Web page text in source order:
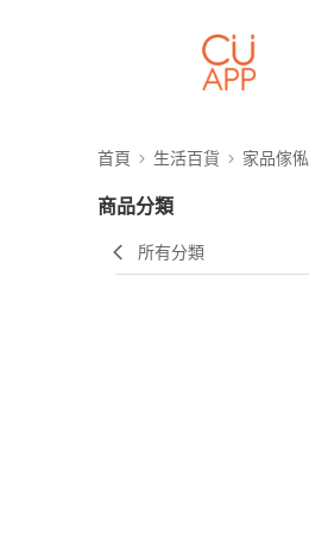
首頁 生活百貨 家品傢俬
商品分類
所有分類